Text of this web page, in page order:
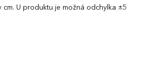
cm. U produktu je možná odchylka ±5